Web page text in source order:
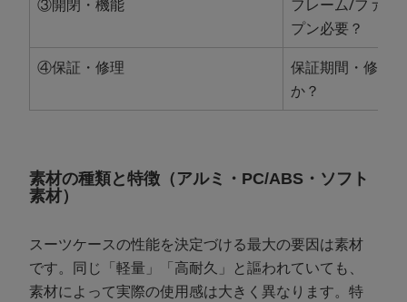
③開閉・機能
フレーム/ファス
プン必要？
④保証・修理
保証期間・修理
か？
素材の種類と特徴（アルミ・PC/ABS・ソフト
素材）
スーツケースの性能を決定づける最大の要因は素材
です。同じ「軽量」「高耐久」と謳われていても、
素材によって実際の使用感は大きく異なります。特